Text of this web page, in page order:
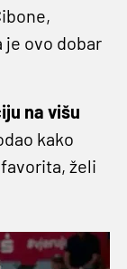
je ovo dobar
na višu
kako
želi